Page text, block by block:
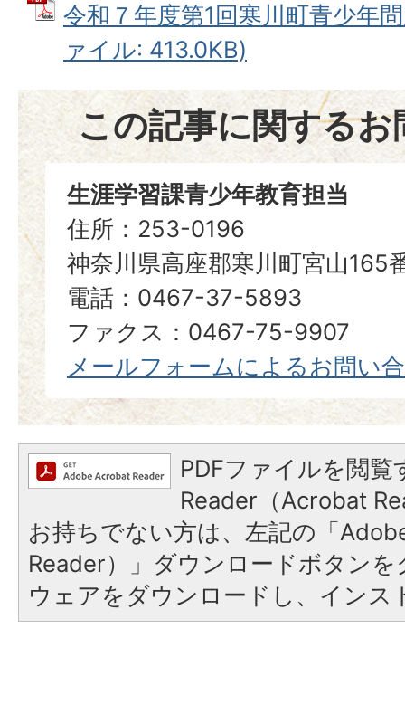
令和７年度第1回寒川町青少年
ァイル: 413.0KB)
この記事に関するお
生涯学習課青少年教育担当
住所：253-0196
神奈川県高座郡寒川町宮山165
電話：0467-37-5893
ファクス：0467-75-9907
メールフォームによるお問い
PDFファイルを閲
Reader（Acrobat
お持ちでない方は、左記の「
Reader）」ダウンロードボタン
ウェアをダウンロードし、インス